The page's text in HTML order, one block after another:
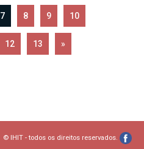
7 8 9 10
12 13 »
© IHIT - todos os direitos reservados.